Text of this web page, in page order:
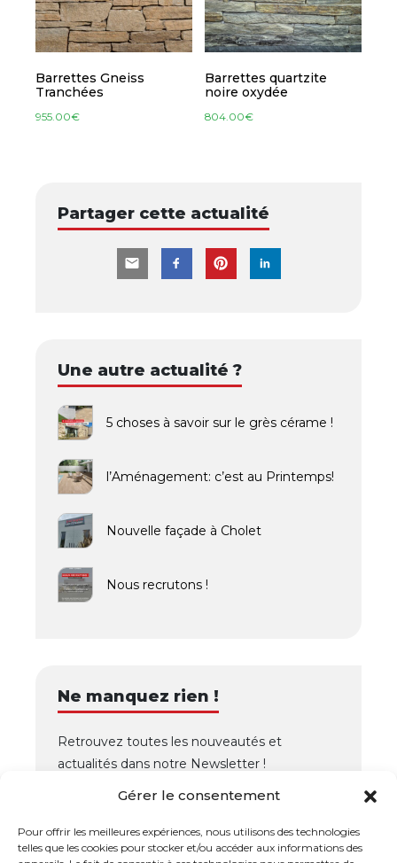
Gérer le consentement
Pour offrir les meilleures expériences, nous utilisons des technologies
telles que les cookies pour stocker et/ou accéder aux informations des
Barrettes Gneiss
Tranchées
955.00€
Barrettes quartzite
noire oxydée
804.00€
Partager cette actualité
Une autre actualité ?
5 choses à savoir sur le grès cérame !
l’Aménagement: c’est au Printemps!
Nouvelle façade à Cholet
Nous recrutons !
Ne manquez rien !
Retrouvez toutes les nouveautés et
actualités dans notre Newsletter !
OK